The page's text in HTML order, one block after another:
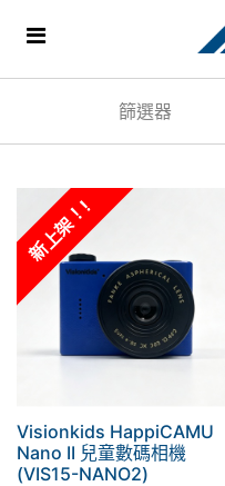
Apple
關於我們
分店地址​
篩選器
新上架！!
Visionkids HappiCAMU
Nano II 兒童數碼相機
(VIS15-NANO2)